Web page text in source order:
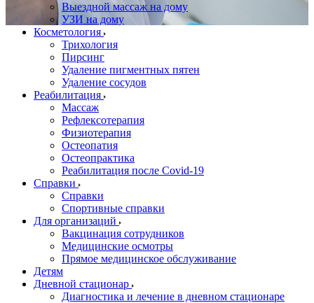
Выездной массаж на дому
УЗИ на дому
Косметология
Трихология
Пирсинг
Удаление пигментных пятен
Удаление сосудов
Реабилитация
Массаж
Рефлексотерапия
Физиотерапия
Остеопатия
Остеопрактика
Реабилитация после Covid-19
Справки
Справки
Спортивные справки
Для организаций
Вакцинация сотрудников
Медицинские осмотры
Прямое медицинское обслуживание
Детям
Дневной стационар
Диагностика и лечение в дневном стационаре